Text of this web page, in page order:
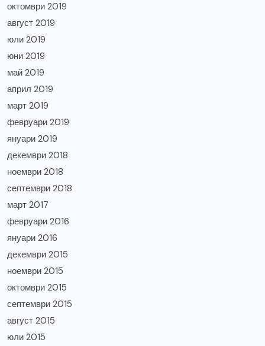
октомври 2019
август 2019
юли 2019
юни 2019
май 2019
април 2019
март 2019
февруари 2019
януари 2019
декември 2018
ноември 2018
септември 2018
март 2017
февруари 2016
януари 2016
декември 2015
ноември 2015
октомври 2015
септември 2015
август 2015
юли 2015